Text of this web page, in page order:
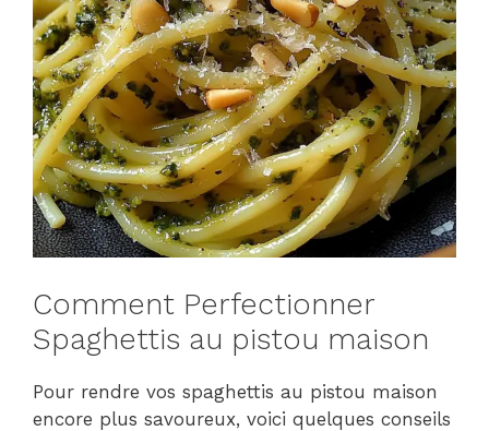
Comment Perfectionner
Spaghettis au pistou maison
Pour rendre vos spaghettis au pistou maison
encore plus savoureux, voici quelques conseils